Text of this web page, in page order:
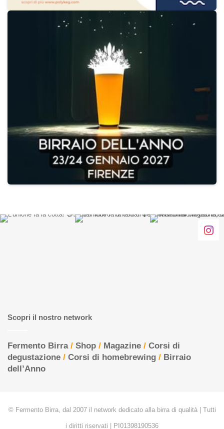
Scopri il nostro network
Fermento Birra/ Shop / Magazine / Corsi di
degustazione / Corsi di homebrewing / Birraio
dell’Anno
© Fermento Birra, dal 2007 il network dedicato alla birra di qualità | Tutti
i diritti riservati | PI01398190536